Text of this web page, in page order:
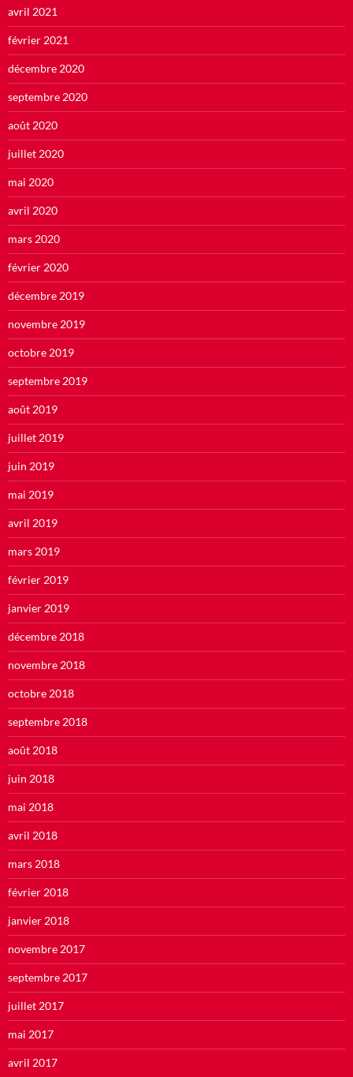
avril 2021
février 2021
décembre 2020
septembre 2020
août 2020
juillet 2020
mai 2020
avril 2020
mars 2020
février 2020
décembre 2019
novembre 2019
octobre 2019
septembre 2019
août 2019
juillet 2019
juin 2019
mai 2019
avril 2019
mars 2019
février 2019
janvier 2019
décembre 2018
novembre 2018
octobre 2018
septembre 2018
août 2018
juin 2018
mai 2018
avril 2018
mars 2018
février 2018
janvier 2018
novembre 2017
septembre 2017
juillet 2017
mai 2017
avril 2017